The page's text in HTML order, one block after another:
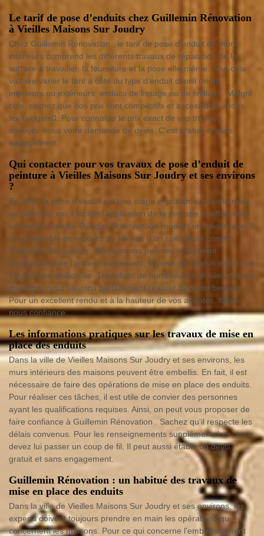
Le tarif de pose d’enduits chez Guillemin Rénovation
à Vieilles Maisons Sur Joudry
Chez Guillemin Rénovation , le tarif de pose d’enduit de murs
intérieurs comprend les différents travaux de réparation de la
surface à travailler, la fourniture et la pose elle-même. Tout cela
va faire varier le tarif à côté du type d’enduit choisi (murs
intérieurs ou extérieurs, enduits de lissage ou de finition) . Malgré
cela, sachez que nos prix sont compétitifs et accessibles à tous
les budgets0. Pour connaitre le prix exact de vos travaux,
envoyez-nous votre demande de devis. C’est gratuit et sans
engagement.
Qui contacter pour vos travaux de pose d’enduit de
peinture à Vieilles Maisons Sur Joudry et ses environs
?
En effet, la pose d’enduit est une étape importante avant la mise
en peinture, car il facilite l’application de la peinture et offre ainsi
un meilleur rendu. Puisque l’intervention requiert un savoir-faire, il
est préférable de recourir au service d’un spécialiste comme
Guillemin Rénovation . Nos artisans peintres assureront
l’enlèvement de l’ancien revêtement, la pose de l’enduit selon des
étapes bien élaborées. Travaillant de nombreuses années dans le
domaine, nous saurons parfaitement réaliser tous vos besoins.
Pour un excellent rendu et à la hauteur de vos attentes, faites-
nous confiance.
Les informations pratiques sur les travaux de mise en
place des enduits
Dans la ville de Vieilles Maisons Sur Joudry et ses environs, les
murs intérieurs des maisons peuvent être embellis. En fait, il est
nécessaire de faire des opérations de mise en place des enduits.
Pour réaliser ces tâches, il est utile de convier des personnes
ayant les qualifications requises. Ainsi, on peut vous proposer de
faire confiance à Guillemin Rénovation . Sachez qu'il respecte les
délais convenus. Pour les renseignements supplémentaires, vous
devez lui passer un coup de fil. Il peut aussi établir un devis
gratuit et sans engagement.
Guillemin Rénovation : un habitué des travaux de
mise en place des enduits
Dans la ville de Vieilles Maisons Sur Joudry et ses environs, les
experts doivent toujours prendre en main les opérations qui
concernent les maisons. Pour ce qui concerne l'embellissement